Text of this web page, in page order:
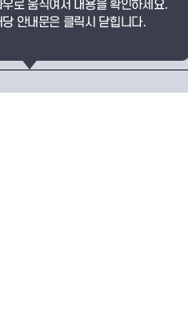
발전협력팀